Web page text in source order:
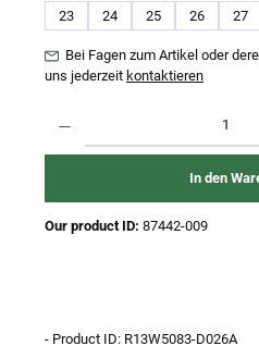
23
24 25 26 27
Bei Fagen zum Artikel oder
uns jederzeit kontaktieren
In den
Our product ID: 87442-009
- Product ID: R13W5083-D026A